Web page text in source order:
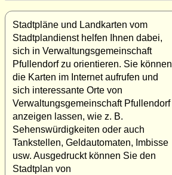
Stadtpläne und Landkarten vom
Stadtplandienst helfen Ihnen dabei,
sich in Verwaltungsgemeinschaft
Pfullendorf zu orientieren. Sie können
die Karten im Internet aufrufen und
sich interessante Orte von
Verwaltungsgemeinschaft Pfullendorf
anzeigen lassen, wie z. B.
Sehenswürdigkeiten oder auch
Tankstellen, Geldautomaten, Imbisse
usw. Ausgedruckt können Sie den
Stadtplan von